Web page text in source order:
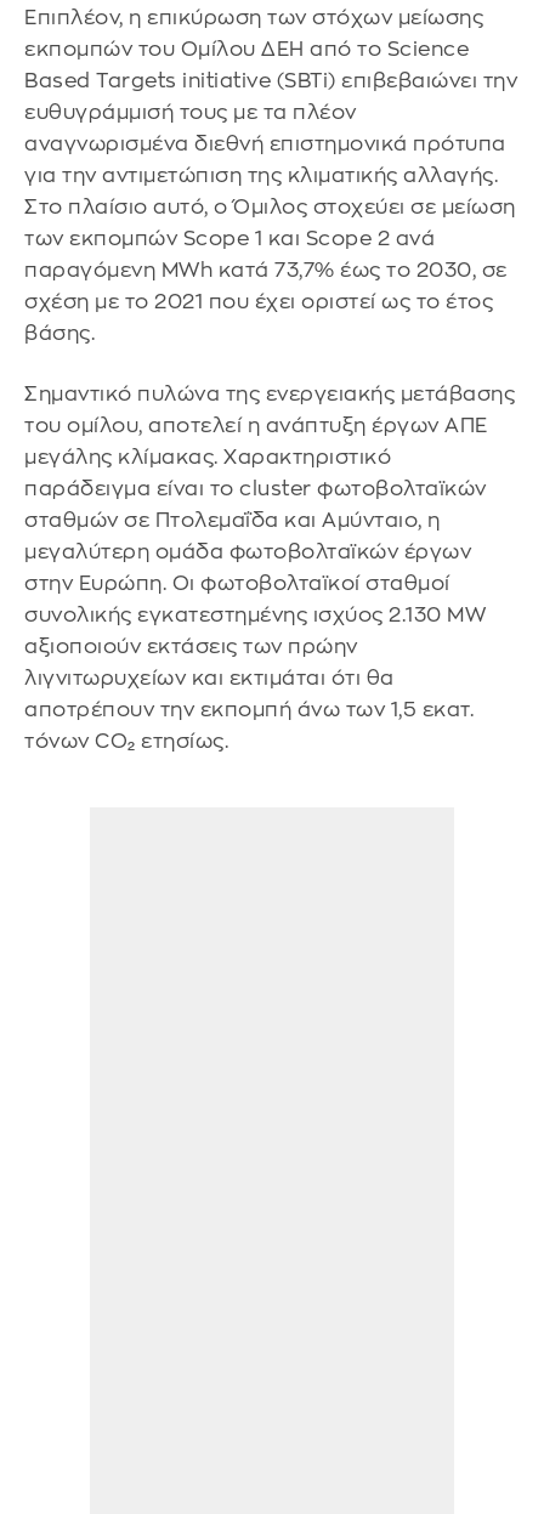
Επιπλέον, η επικύρωση των στόχων μείωσης
εκπομπών του Ομίλου ΔΕΗ από το Science
Based Targets initiative (SBTi) επιβεβαιώνει την
ευθυγράμμισή τους με τα πλέον
αναγνωρισμένα διεθνή επιστημονικά πρότυπα
για την αντιμετώπιση της κλιματικής αλλαγής.
Στο πλαίσιο αυτό, ο Όμιλος στοχεύει σε μείωση
των εκπομπών Scope 1 και Scope 2 ανά
παραγόμενη MWh κατά 73,7% έως το 2030, σε
σχέση με το 2021 που έχει οριστεί ως το έτος
βάσης.
Σημαντικό πυλώνα της ενεργειακής μετάβασης
του ομίλου, αποτελεί η ανάπτυξη έργων ΑΠΕ
μεγάλης κλίμακας. Χαρακτηριστικό
παράδειγμα είναι το cluster φωτοβολταϊκών
σταθμών σε Πτολεμαΐδα και Αμύνταιο, η
μεγαλύτερη ομάδα φωτοβολταϊκών έργων
στην Ευρώπη. Οι φωτοβολταϊκοί σταθμοί
συνολικής εγκατεστημένης ισχύος 2.130 MW
αξιοποιούν εκτάσεις των πρώην
λιγνιτωρυχείων και εκτιμάται ότι θα
αποτρέπουν την εκπομπή άνω των 1,5 εκατ.
τόνων CO₂ ετησίως.